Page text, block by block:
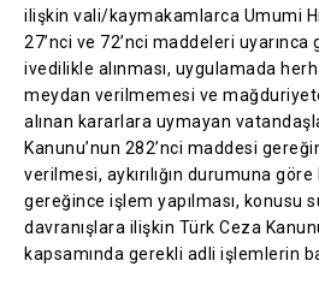
ilişkin vali/kaymakamlarca Umumi
27’nci ve 72’nci maddeleri uyarınca
ivedilikle alınması, uygulamada
meydan verilmemesi ve
alınan kararlara uymayan
Kanunu’nun 282’nci maddesi
verilmesi, aykırılığın durumuna
gereğince işlem yapılması, konusu
davranışlara ilişkin Türk Ceza
kapsamında gerekli adli işlemlerin